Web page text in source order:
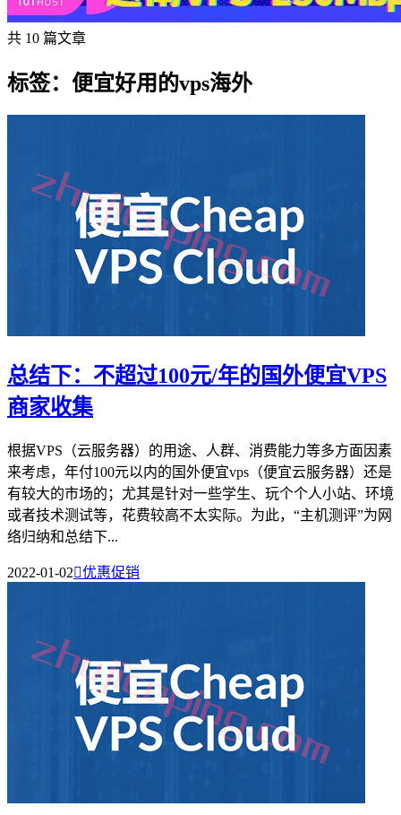
共 10 篇文章
标签：便宜好用的vps海外
总结下：不超过100元/年的国外便宜VPS
商家收集
根据VPS（云服务器）的用途、人群、消费能力等多方面因素
来考虑，年付100元以内的国外便宜vps（便宜云服务器）还是
有较大的市场的；尤其是针对一些学生、玩个个人小站、环境
或者技术测试等，花费较高不太实际。为此，“主机测评”为网
络归纳和总结下...
2022-01-02优惠促销